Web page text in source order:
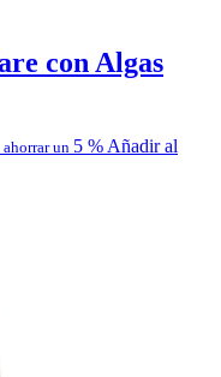
con Algas
un 5 % Añadir al